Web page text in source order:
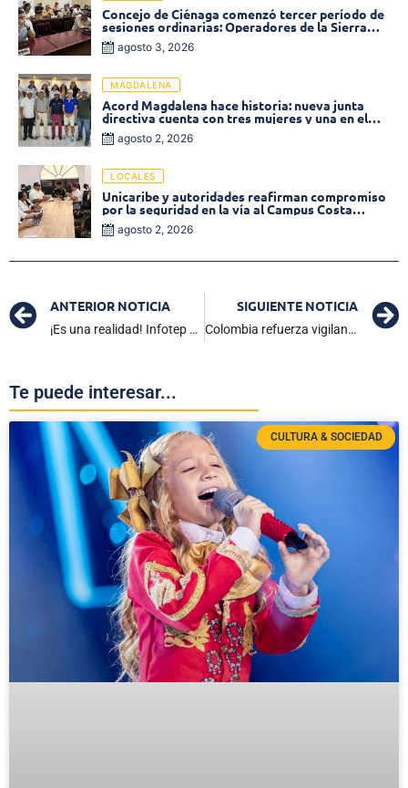
Concejo de Ciénaga comenzó tercer período de
sesiones ordinarias: Operadores de la Sierra
tema central de la plenaria
agosto 3, 2026
MAGDALENA
Acord Magdalena hace historia: nueva junta
directiva cuenta con tres mujeres y una en el
Órgano de Control
agosto 2, 2026
LOCALES
Unicaribe y autoridades reafirman compromiso
por la seguridad en la vía al Campus Costa
Verdeagosto 2, 2026
ANTERIOR NOTICIA
¡Es una realidad! Infotep hace historia al llevar carreras presenciales a Zona Bananera
SIGUIENTE NOTICIA
Colombia refuerza vigilancia ante emergencia internacional por brote de mpox
Te puede interesar...
CULTURA & SOCIEDAD